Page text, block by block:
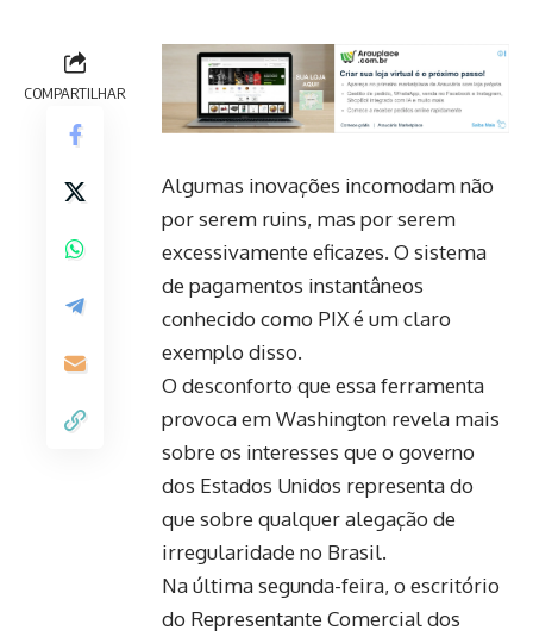
COMPARTILHAR
Algumas inovações incomodam não
por serem ruins, mas por serem
excessivamente eficazes. O sistema
de pagamentos instantâneos
conhecido como PIX é um claro
exemplo disso.
O desconforto que essa ferramenta
provoca em Washington revela mais
sobre os interesses que o governo
dos Estados Unidos representa do
que sobre qualquer alegação de
irregularidade no Brasil.
Na última segunda-feira, o escritório
do Representante Comercial dos